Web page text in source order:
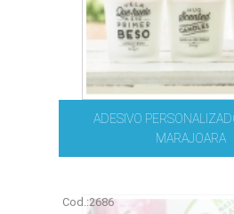
ADESIVO
MARAJOARA
Cod.:2686